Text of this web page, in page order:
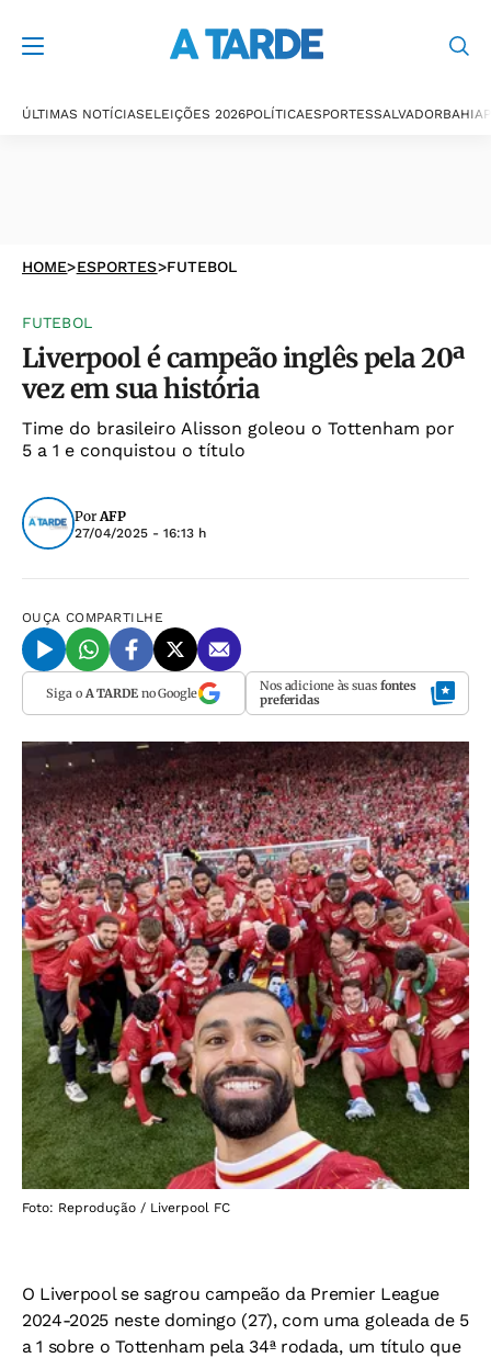
ÚLTIMAS NOTÍCIASELEIÇÕES 2026POLÍTICAESPORTESSALVADORBAHIA
HOME>ESPORTES>FUTEBOL
FUTEBOL
Liverpool é campeão inglês pela 20ª
vez em sua história
Time do brasileiro Alisson goleou o Tottenham por
5 a 1 e conquistou o título
PorAFP
27/04/2025 - 16:13 h
OUÇA COMPARTILHE
Siga o A TARDEno Google Nos adicione às suas fontes
preferidas
Foto: Reprodução / Liverpool FC
O Liverpool se sagrou campeão da Premier League
2024-2025 neste domingo (27), com uma goleada de 5
a 1 sobre o Tottenham pela 34ª rodada, um título que